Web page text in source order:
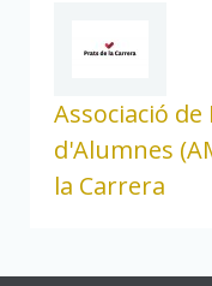
Associació
d'Alumnes
la Carrera